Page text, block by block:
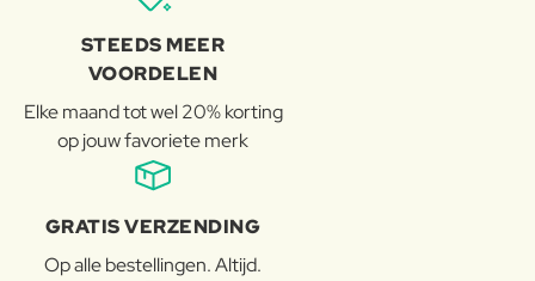
STEEDS MEER
VOORDELEN
Elke maand tot wel 20% korting
op jouw favoriete merk
GRATIS VERZENDING
Op alle bestellingen. Altijd.